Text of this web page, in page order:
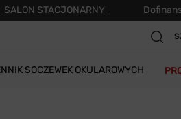
SALON STACJONARNY
SOCZEWEK OKULAROWYCH